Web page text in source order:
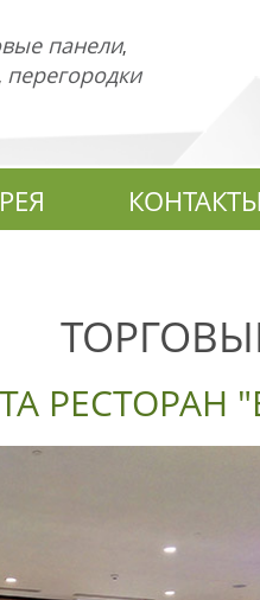
панели,
, перегородки
КОНТАКТЫ
РЕСТОРАН